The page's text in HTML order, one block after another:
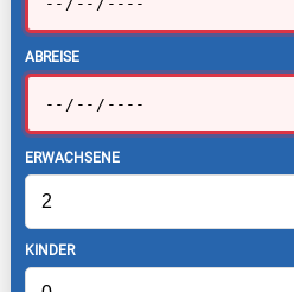
ABREISE
ERWACHSENE
KINDER